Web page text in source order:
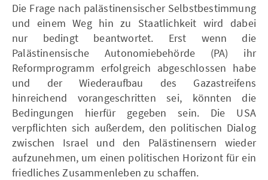
Die Frage nach palästinensischer Selbstbestimmung
und einem Weg hin zu Staatlichkeit wird dabei
nur bedingt beantwortet. Erst wenn die
Palästinensische Autonomiebehörde (PA) ihr
Reformprogramm erfolgreich abgeschlossen habe
und der Wiederaufbau des Gazastreifens
hinreichend vorangeschritten sei, könnten die
Bedingungen hierfür gegeben sein. Die USA
verpflichten sich außerdem, den politischen Dialog
zwischen Israel und den Palästinensern wieder
aufzunehmen, um einen politischen Horizont für ein
friedliches Zusammenleben zu schaffen.